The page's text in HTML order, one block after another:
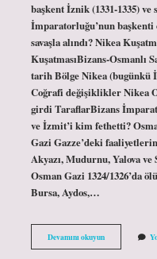
başkent İznik (1331-1335)
İmparatorluğu’nun
savaşla alındı? Nikea
KuşatmasıBizans-Osmanlı
tarih Bölge Nikea (bugünkü
Coğrafi değişiklikler Nikea
girdi TaraflarBizans
ve İzmit’i kim fethetti?
Gazi Gazze’deki
Akyazı, Mudurnu, Yalova
Osman Gazi 1324/1326’da
Bursa, Aydos,…
Devamını okuyunİZnik
Ne